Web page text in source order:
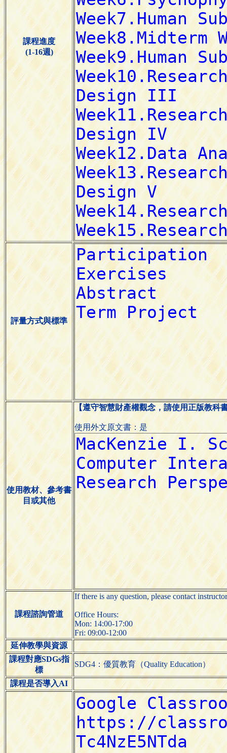
課程進度
(1-16週)
評量方式與標準
使用教材、參考書
目或其他
【遵守智慧財產權觀念，請使用正版教科
使用外文原文書：是
課程諮詢管道
If there is any question, please contact
Office Hours:
Mon: 14:00-17:00
Fri: 09:00-12:00
延伸教學與資源
課程對應SDGs指
標
SDG4：優質教育（Quality Education）
課程是否導入AI